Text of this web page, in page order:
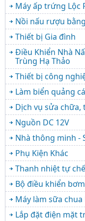
Máy ấp trứng Lộc
Nồi nấu rượu
Thiết bị Gia đình
Điều Khiển Nhà
Trùng Hạ Thảo
Thiết bị công
Làm biển quảng
Dịch vụ sửa chữa,
Nguồn DC 12V
Nhà thông minh -
Phụ Kiện Khác
Thanh nhiệt tự
Bộ điều khiển
Máy làm sữa chua
Lắp đặt điện mặt